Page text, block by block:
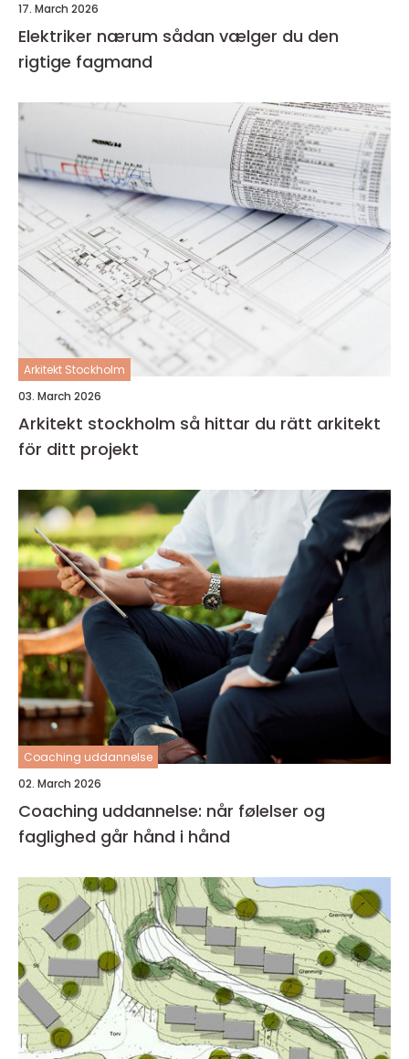
17. March 2026
Elektriker nærum sådan vælger du den
rigtige fagmand
Arkitekt Stockholm
03. March 2026
Arkitekt stockholm så hittar du rätt arkitekt
för ditt projekt
Coaching uddannelse
02. March 2026
Coaching uddannelse: når følelser og
faglighed går hånd i hånd